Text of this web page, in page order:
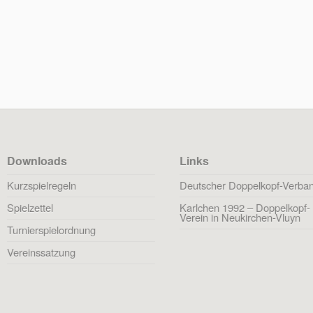
Downloads
Kurzspielregeln
Spielzettel
Turnierspielordnung
Vereinssatzung
Links
Deutscher Doppelkopf-
Karlchen 1992 – Doppelkopf-
Verein in Neukirchen-Vluyn